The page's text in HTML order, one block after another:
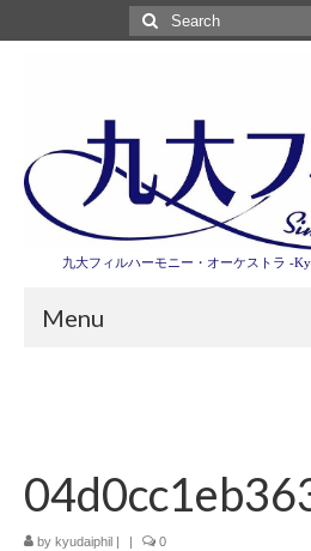
Search
for:
九大フィルハーモニー・オーケストラ -
Menu
卒業記念演奏会2027
九大フィルとは
by kyudaiphil 0